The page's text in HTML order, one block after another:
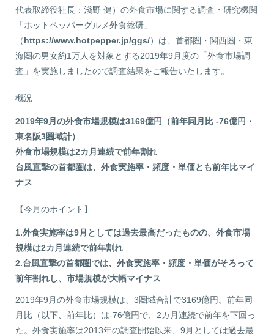
代表取締役社長：淺野 健）の外食市場に関する調査・研究機関
「ホットペッパーグルメ外食総研」
（https://www.hotpepper.jp/ggs/）は、首都圏・関西圏・東
海圏の男女約1万人を対象とする2019年9月度の「外食市場調
査」を実施しましたので調査結果をご報告いたします。
概況
2019年9月の外食市場規模は3169億円（前年同月比 -76億円・
東名阪3圏域計）
外食市場規模は2カ月連続で前年割れ
台風直撃の首都圏は、外食実施率・頻度・単価とも前年比マイ
ナス
【今月のポイント】
1.外食実施率は9月としては過去最高だったものの、外食市場
規模は2カ月連続で前年割れ
2.台風直撃の首都圏では、外食実施率・頻度・単価がそろって
前年割れし、市場規模が大幅マイナス
2019年9月の外食市場規模は、3圏域合計で3169億円。前年同
月比（以下、前年比）は‐76億円で、2カ月連続で前年を下回っ
た。外食実施率は2013年の調査開始以来、9月としては過去最